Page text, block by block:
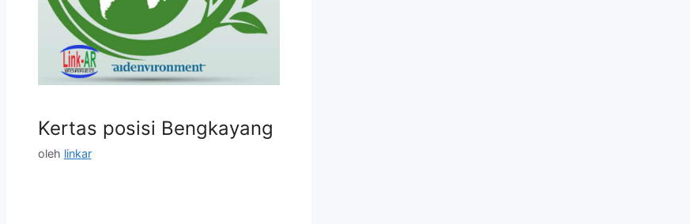
Kertas posisi Bengkayang
oleh linkar